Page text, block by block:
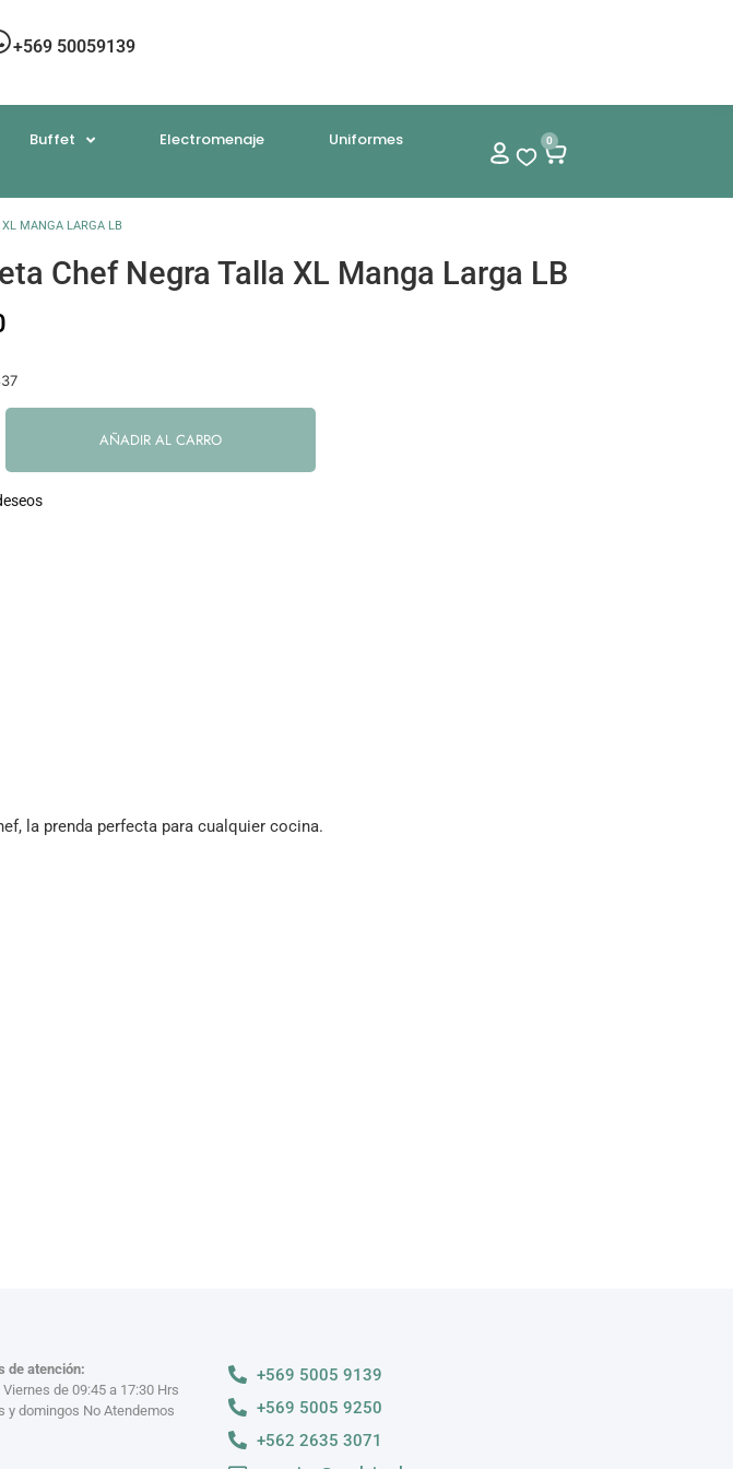
+569 50059139
Buffet Electromenaje
Uniformes
0
MANGA LARGA LB
Chef Negra Talla XL Manga Larga LB
AÑADIR AL CARRO
la prenda perfecta para cualquier cocina.
de atención:
de 09:45 a 17:30 Hrs
y domingos No Atendemos
+569 5005 9139
+569 5005 9250
+562 2635 3071